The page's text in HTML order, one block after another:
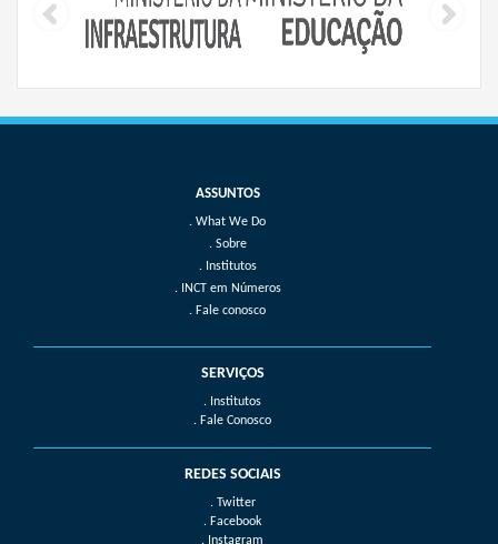
What We Do
Sobre
Institutos
INCT em Números
Fale conosco
SERVIÇOS
. Institutos
. Fale Conosco
REDES SOCIAIS
. Twitter
. Facebook
. Instagram